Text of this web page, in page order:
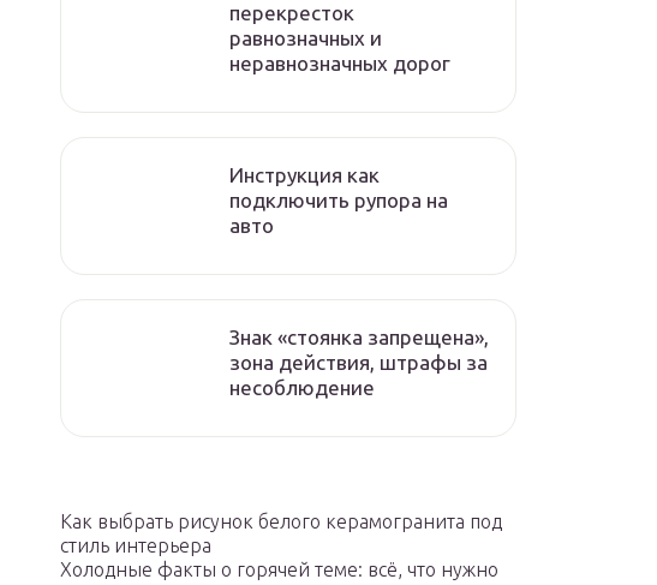
перекресток
равнозначных и
неравнозначных дорог
Инструкция как
подключить рупора на
авто
Знак «стоянка запрещена»,
зона действия, штрафы за
несоблюдение
Как выбрать рисунок белого керамогранита под
стиль интерьера
Холодные факты о горячей теме: всё, что нужно